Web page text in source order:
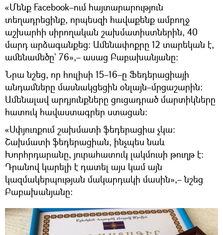
«Մենք Facebook–ում հայտարարություն
տեղադրեցինք, որպեսզի հավաքենք ամբողջ
աշխարհի սիրողական շախմատիստներին, 40
մարդ արձագանքեց։ Ամենափոքրը 12 տարեկան է,
ամենամեծը` 76»,– ասաց Բաբախանյանը։
Նրա նշեց, որ հուլիսի 15–16–ը Ֆեդերացիայի
անդամները մասնակցեցին օնլայն–մրցաշարին։
Ամենալավ արդյունքները ցուցադրած մարտիկները
հատուկ հավաստագրեր ստացան։
«Սփյուռքում շախմատի ֆեդերացիա չկա։
Շախմատի ֆեդերացիան, ինչպես նաև
Խորհրդարանը, յուրահատուկ լակմուսի թուղթ է։
Դրանով կարելի է դատել այս կամ այն
կազմակերպության մակարդակի մասին»,– նշեց
Բաբախանյանը։